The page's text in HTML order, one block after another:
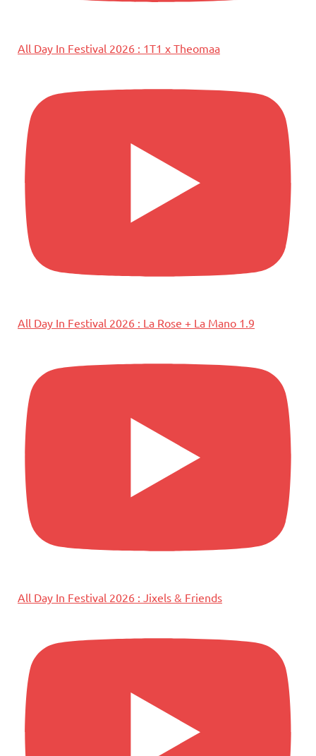
All Day In Festival 2026 : 1T1 x Theomaa
All Day In Festival 2026 : La Rose + La Mano 1.9
All Day In Festival 2026 : Jixels & Friends